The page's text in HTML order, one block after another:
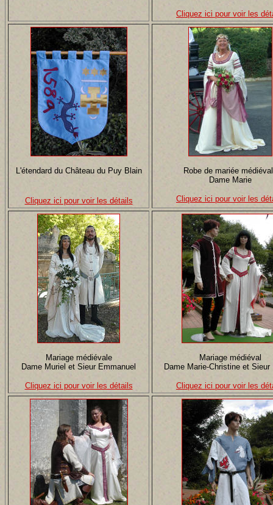
Cliquez ici pour voir les
L'étendard du Château du Puy Blain
Cliquez ici pour voir les détails
Robe de mariée
Dame Marie
Cliquez ici pour voir les
Mariage médiévale
Dame Muriel et Sieur Emmanuel
Cliquez ici pour voir les détails
Mariage médiéval
Dame Marie-Christine et Sieur
Cliquez ici pour voir les